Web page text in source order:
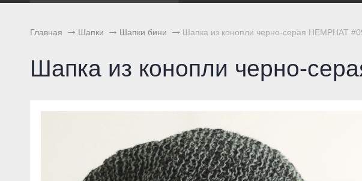
Главная Шапки Шапки бини Шапка из конопли черно-серая HEMPHAT
Шапка из конопли черно-